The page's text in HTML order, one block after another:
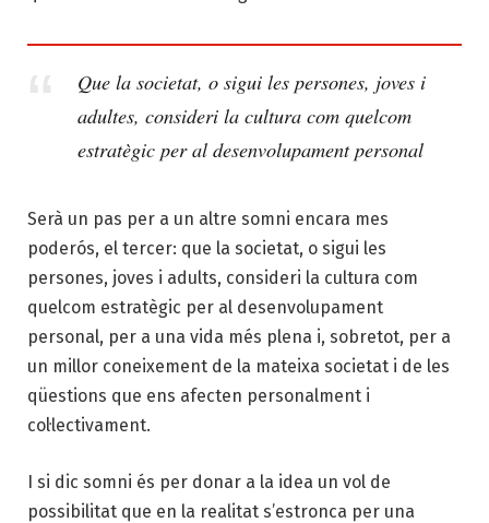
Que la societat, o sigui les persones, joves i
adultes, consideri la cultura com quelcom
estratègic per al desenvolupament personal
Serà un pas per a un altre somni encara mes
poderós, el tercer: que la societat, o sigui les
persones, joves i adults, consideri la cultura com
quelcom estratègic per al desenvolupament
personal, per a una vida més plena i, sobretot, per a
un millor coneixement de la mateixa societat i de les
qüestions que ens afecten personalment i
col·lectivament.
I si dic somni és per donar a la idea un vol de
possibilitat que en la realitat s’estronca per una